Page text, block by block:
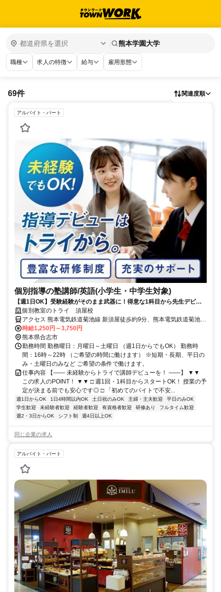
熊本学園大学
職種 求人の特徴 給与 雇用形態
69件 関連度順
アルバイト・パート
個別指導の塾講師/英語(小学生・中学生対象)
【週1日OK】受験経験がそのまま武器に！得意な1科目から先生デビュ
ー 個別教室のトライ 須屋校
アクセス 熊本電気鉄道菊池線 新須屋徒歩約9分、熊本電気鉄道菊池線
須屋徒歩約13分、熊本電気鉄道菊池線 堀川肥後銀行口徒歩約14分
時給1,250円～3,750円
熊本県合志市
勤務時間 勤務曜日：月曜日～土曜日 （週1日からでもOK） 勤務時
間：16時～22時 （ご希望の時間に働けます） ※短期・長期、平日の
み・土曜日のみなど ご希望の条件で働けます。
仕事内容 【―― 未経験からトライで講師デビューを！ ――】 ▼▼
この求人のPOINT！ ▼▼ □ 週1回・1科目からスタートOK！ 授業の予
定が決まる前でも安心です◎ □ 「初めてのバイトで不安...
週1日からOK 1日4時間以内OK 土日祝のみOK 主婦・主夫歓迎
平日のみOK
学生歓迎
未経験者歓迎 経験者歓迎 有資格者歓迎 研修あり
フルタイム歓迎
週2・3日からOK
シフト制 週4日以上OK
同じ企業の求人
アルバイト・パート